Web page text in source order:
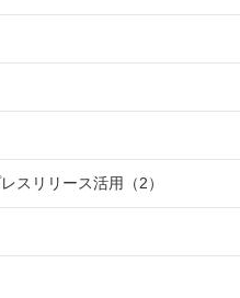
スリリース活用 （2）